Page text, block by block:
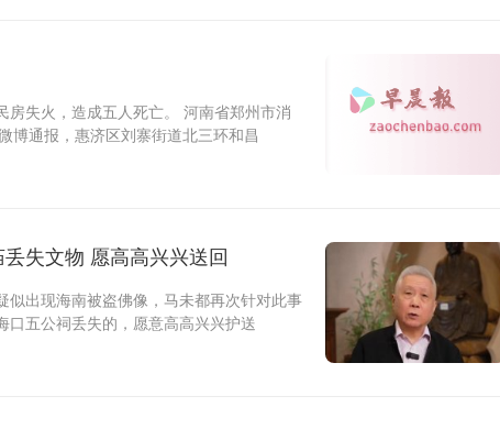
房失火，造成五人死亡。 河南省郑州市消
博通报，惠济区刘寨街道北三环和昌
失文物 愿高高兴兴送回
似出现海南被盗佛像，马未都再次针对此事
口五公祠丢失的，愿意高高兴兴护送